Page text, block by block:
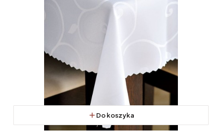
Do koszyka